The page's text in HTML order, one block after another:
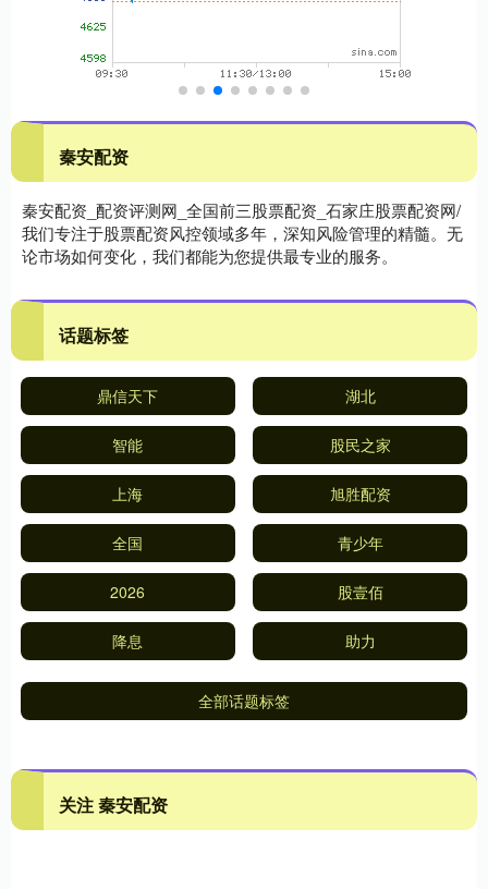
秦安配资
秦安配资_配资评测网_全国前三股票配资_石家庄股票配资网/
我们专注于股票配资风控领域多年，深知风险管理的精髓。无
论市场如何变化，我们都能为您提供最专业的服务。
话题标签
鼎信天下 湖北
智能 股民之家
上海 旭胜配资
全国 青少年
2026 股壹佰
降息 助力
全部话题标签
关注 秦安配资